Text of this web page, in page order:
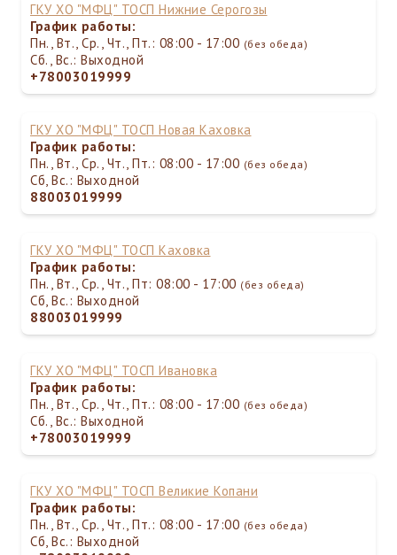
ГКУ ХО "МФЦ" ТОСП Нижние Серогозы
График работы:
Пн., Вт., Ср., Чт., Пт.: 08:00 - 17:00 (без обеда)
Сб., Вс.: Выходной
+78003019999
ГКУ ХО "МФЦ" ТОСП Новая Каховка
График работы:
Пн., Вт., Ср., Чт., Пт.: 08:00 - 17:00 (без обеда)
Сб, Вс.: Выходной
88003019999
ГКУ ХО "МФЦ" ТОСП Каховка
График работы:
Пн., Вт., Ср., Чт., Пт: 08:00 - 17:00 (без обеда)
Сб, Вс.: Выходной
88003019999
ГКУ ХО "МФЦ" ТОСП Ивановка
График работы:
Пн., Вт., Ср., Чт., Пт.: 08:00 - 17:00 (без обеда)
Сб., Вс.: Выходной
+78003019999
ГКУ ХО "МФЦ" ТОСП Великие Копани
График работы:
Пн., Вт., Ср., Чт., Пт.: 08:00 - 17:00 (без обеда)
Сб, Вс.: Выходной